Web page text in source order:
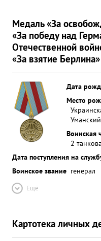
Медаль «За
«За победу над
Отечественной
«За взятие Берлина»
Дата
Место
Воинская
2
Дата поступления на
Воинское звание генерал
Ещё
Картотека личных